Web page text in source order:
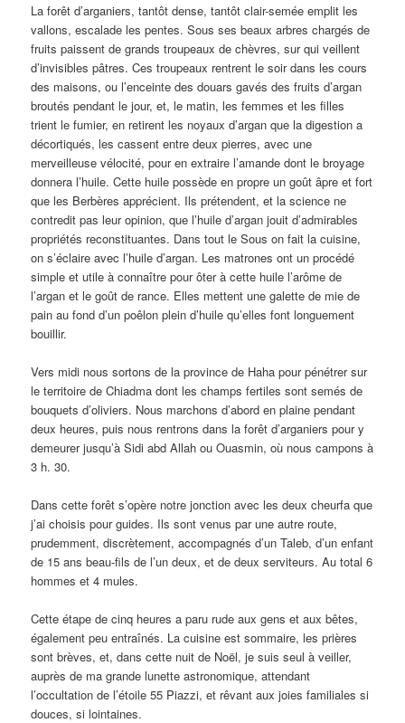
La forêt d’arganiers, tantôt dense, tantôt clair-semée emplit les
vallons, escalade les pentes. Sous ses beaux arbres chargés de
fruits paissent de grands troupeaux de chèvres, sur qui veillent
d’invisibles pâtres. Ces troupeaux rentrent le soir dans les cours
des maisons, ou l’enceinte des douars gavés des fruits d’argan
broutés pendant le jour, et, le matin, les femmes et les filles
trient le fumier, en retirent les noyaux d’argan que la digestion a
décortiqués, les cassent entre deux pierres, avec une
merveilleuse vélocité, pour en extraire l’amande dont le broyage
donnera l’huile. Cette huile possède en propre un goût âpre et fort
que les Berbères apprécient. Ils prétendent, et la science ne
contredit pas leur opinion, que l’huile d’argan jouit d’admirables
propriétés reconstituantes. Dans tout le Sous on fait la cuisine,
on s’éclaire avec l’huile d’argan. Les matrones ont un procédé
simple et utile à connaître pour ôter à cette huile l’arôme de
l’argan et le goût de rance. Elles mettent une galette de mie de
pain au fond d’un poêlon plein d’huile qu’elles font longuement
bouillir.
Vers midi nous sortons de la province de Haha pour pénétrer sur
le territoire de Chiadma dont les champs fertiles sont semés de
bouquets d’oliviers. Nous marchons d’abord en plaine pendant
deux heures, puis nous rentrons dans la forêt d’arganiers pour y
demeurer jusqu’à Sidi abd Allah ou Ouasmin, où nous campons à
3 h. 30.
Dans cette forêt s’opère notre jonction avec les deux cheurfa que
j’ai choisis pour guides. Ils sont venus par une autre route,
prudemment, discrètement, accompagnés d’un Taleb, d’un enfant
de 15 ans beau-fils de l’un deux, et de deux serviteurs. Au total 6
hommes et 4 mules.
Cette étape de cinq heures a paru rude aux gens et aux bêtes,
également peu entraînés. La cuisine est sommaire, les prières
sont brèves, et, dans cette nuit de Noël, je suis seul à veiller,
auprès de ma grande lunette astronomique, attendant
l’occultation de l’étoile 55 Piazzi, et rêvant aux joies familiales si
douces, si lointaines.